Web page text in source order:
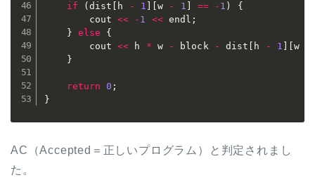
if ( dist h - 1 [w - 1 == - 1 )
{
		cout
<< - 1 << endl ;
} else
{
		cout
<< h * w - block - dist h - 1 [w
}
return 0 ;
}
AC（Accepted＝正しいプログラム）と判定されまし
た。